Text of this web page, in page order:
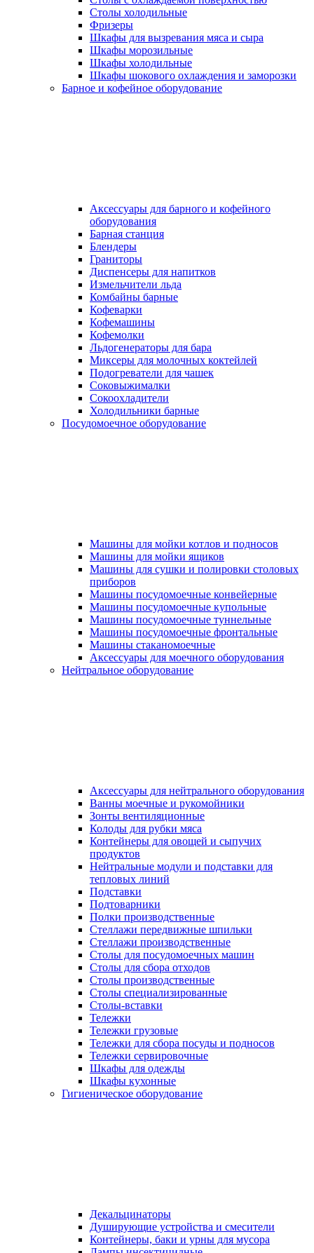
Столы холодильные
Фризеры
Шкафы для вызревания мяса и сыра
Шкафы морозильные
Шкафы холодильные
Шкафы шокового охлаждения и заморозки
Барное и кофейное оборудование
Аксессуары для барного и кофейного
оборудования
Барная станция
Блендеры
Граниторы
Диспенсеры для напитков
Измельчители льда
Комбайны барные
Кофеварки
Кофемашины
Кофемолки
Льдогенераторы для бара
Миксеры для молочных коктейлей
Подогреватели для чашек
Соковыжималки
Сокоохладители
Холодильники барные
Посудомоечное оборудование
Машины для мойки котлов и подносов
Машины для мойки ящиков
Машины для сушки и полировки столовых
приборов
Машины посудомоечные конвейерные
Машины посудомоечные купольные
Машины посудомоечные туннельные
Машины посудомоечные фронтальные
Машины стаканомоечные
Аксессуары для моечного оборудования
Нейтральное оборудование
Аксессуары для нейтрального оборудования
Ванны моечные и рукомойники
Зонты вентиляционные
Колоды для рубки мяса
Контейнеры для овощей и сыпучих
продуктов
Нейтральные модули и подставки для
тепловых линий
Подставки
Подтоварники
Полки производственные
Стеллажи передвижные шпильки
Стеллажи производственные
Столы для посудомоечных машин
Столы для сбора отходов
Столы производственные
Столы специализированные
Столы-вставки
Тележки
Тележки грузовые
Тележки для сбора посуды и подносов
Тележки сервировочные
Шкафы для одежды
Шкафы кухонные
Гигиеническое оборудование
Декальцинаторы
Душирующие устройства и смесители
Контейнеры, баки и урны для мусора